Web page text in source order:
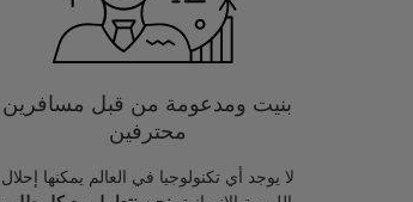
بنيت ومدعومة من قبل مسافرين
محترفين
لا يوجد أي تكنولوجيا في العالم يمكنها إحلال